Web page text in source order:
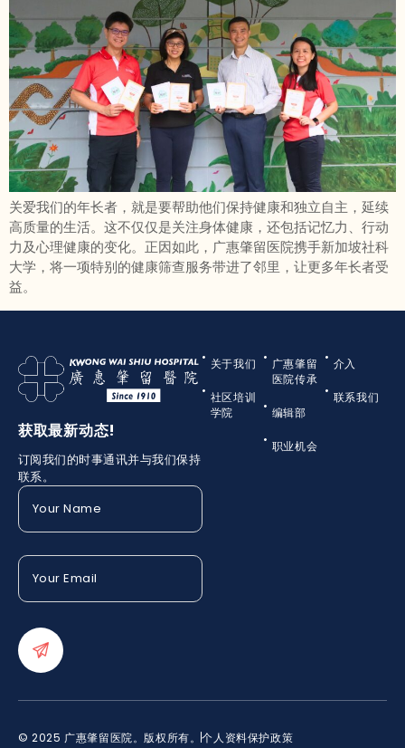
关爱我们的年长者，就是要帮助他们保持健康和独立自主，延续
高质量的生活。这不仅仅是关注身体健康，还包括记忆力、行动
力及心理健康的变化。正因如此，广惠肇留医院携手新加坡社科
大学，将一项特别的健康筛查服务带进了邻里，让更多年长者受
益。
获取最新动态!
订阅我们的时事通讯并与我们保持
联系。
Your
Name
Your
Email
关于我们
社区培训
学院
广惠肇留
医院传承
编辑部
职业机会
介入
联系我们
© 2025 广惠肇留医院。版权所有。 个人资料保护政策